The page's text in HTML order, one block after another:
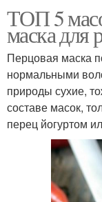
ТОП 5
маска для
Перцовая маска
нормальными
природы сухие,
составе масок,
перец йогуртом